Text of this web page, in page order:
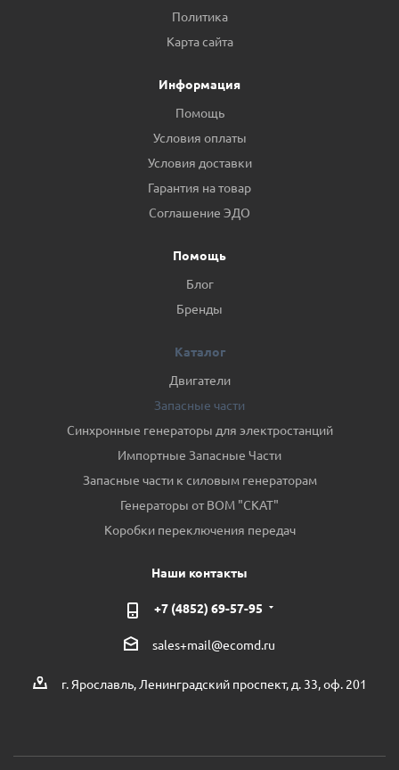
Политика
Карта сайта
Информация
Помощь
Условия оплаты
Условия доставки
Гарантия на товар
Соглашение ЭДО
Помощь
Блог
Бренды
Каталог
Двигатели
Запасные части
Синхронные генераторы для электростанций
Импортные Запасные Части
Запасные части к силовым генераторам
Генераторы от ВОМ "СКАТ"
Коробки переключения передач
Наши контакты
+7 (4852) 69-57-95
sales+mail@ecomd.ru
г. Ярославль, Ленинградский проспект, д. 33, оф. 201